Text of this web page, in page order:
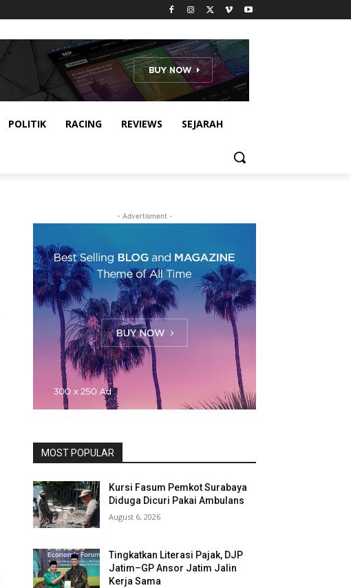
POLITIK RACING REVIEWS SEJARAH
- Advertisment -
MOST POPULAR
Kursi Fasum Pemkot Surabaya
Diduga Dicuri Pakai Ambulans
August 6, 2026
Tingkatkan Literasi Pajak, DJP
Jatim–GP Ansor Jatim Jalin
Kerja Sama